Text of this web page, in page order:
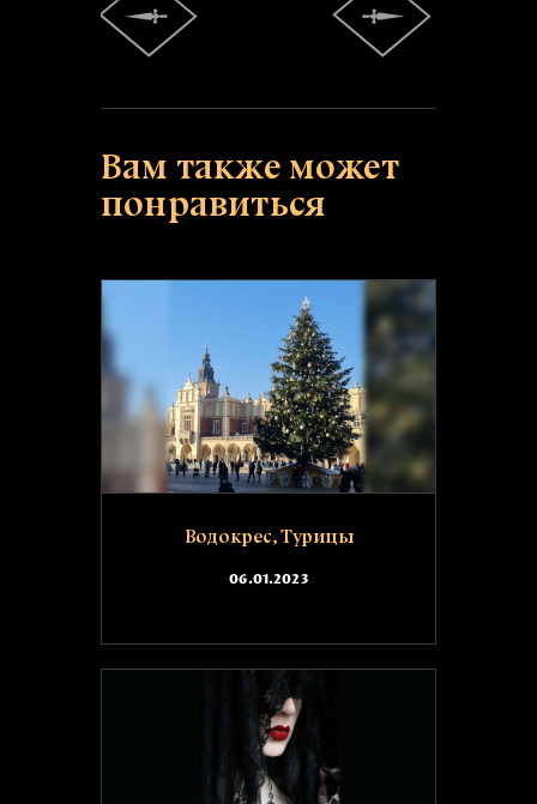
Вам также может
понравиться
Водокрес, Турицы
06.01.2023